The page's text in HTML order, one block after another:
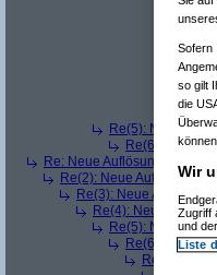
Re(5): Neue
Re(6): Neue
Re: Neue Auflösung:
Re(2): Neue Auflösung:
Re(3): Neue
Re(4): Neue
Re(5): Neue
Re(6): Neue
Re(7): Neue
Sofern
so gilt
die
Wir
Zugriff
und
Liste